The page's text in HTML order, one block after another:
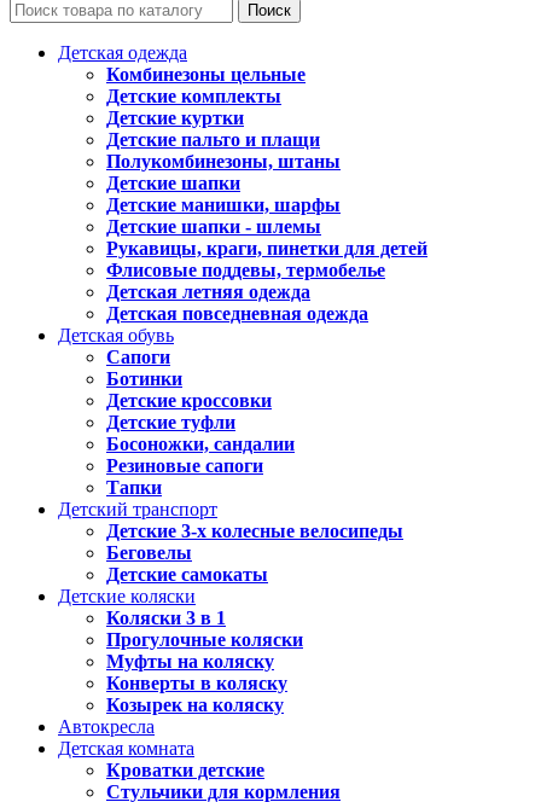
Поиск
Детская одежда
Комбинезоны цельные
Детские комплекты
Детские куртки
Детские пальто и плащи
Полукомбинезоны, штаны
Детские шапки
Детские манишки, шарфы
Детские шапки - шлемы
Рукавицы, краги, пинетки для детей
Флисовые поддевы, термобелье
Детская летняя одежда
Детская повседневная одежда
Детская обувь
Сапоги
Ботинки
Детские кроссовки
Детские туфли
Босоножки, сандалии
Резиновые сапоги
Тапки
Детский транспорт
Детские 3-х колесные велосипеды
Беговелы
Детские самокаты
Детские коляски
Коляски 3 в 1
Прогулочные коляски
Муфты на коляску
Конверты в коляску
Козырек на коляску
Автокресла
Детская комната
Кроватки детские
Стульчики для кормления